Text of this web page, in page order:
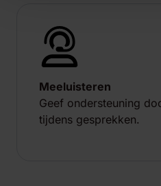
Meeluisteren
Geef ondersteuning
tijdens gesprekken.